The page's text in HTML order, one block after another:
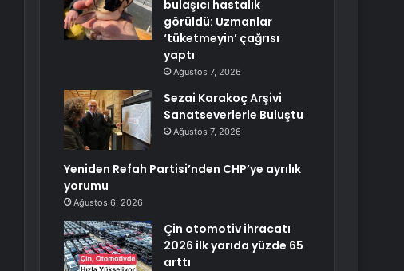
bulaşıcı hastalık
görüldü: Uzmanlar
‘tüketmeyin’ çağrısı
yaptı
Ağustos 7, 2026
Sezai Karakoç Arşivi
Sanatseverlerle Buluştu
Ağustos 7, 2026
Yeniden Refah Partisi’nden CHP’ye ayrılık
yorumu
Ağustos 6, 2026
Çin otomotiv ihracatı
2026 ilk yarıda yüzde 65
arttı